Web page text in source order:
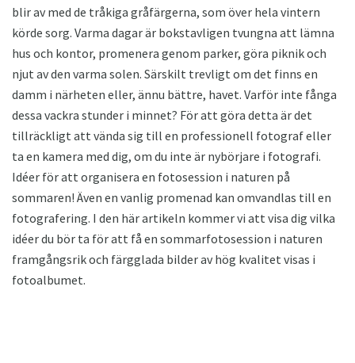
blir av med de tråkiga gråfärgerna, som över hela vintern
körde sorg. Varma dagar är bokstavligen tvungna att lämna
hus och kontor, promenera genom parker, göra piknik och
njut av den varma solen. Särskilt trevligt om det finns en
damm i närheten eller, ännu bättre, havet. Varför inte fånga
dessa vackra stunder i minnet? För att göra detta är det
tillräckligt att vända sig till en professionell fotograf eller
ta en kamera med dig, om du inte är nybörjare i fotografi.
Idéer för att organisera en fotosession i naturen på
sommaren! Även en vanlig promenad kan omvandlas till en
fotografering. I den här artikeln kommer vi att visa dig vilka
idéer du bör ta för att få en sommarfotosession i naturen
framgångsrik och färgglada bilder av hög kvalitet visas i
fotoalbumet.